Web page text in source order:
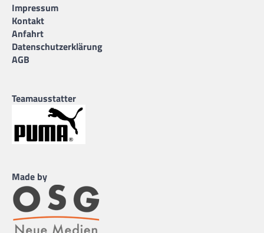
Impressum
Kontakt
Anfahrt
Datenschutzerklärung
AGB
Teamausstatter
Made by